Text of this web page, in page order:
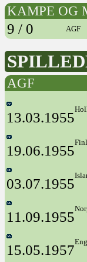
KAMPE OG
9 / 0 AGF
AGF
13.03.1955
19.06.1955
03.07.1955
11.09.1955
15.05.1957